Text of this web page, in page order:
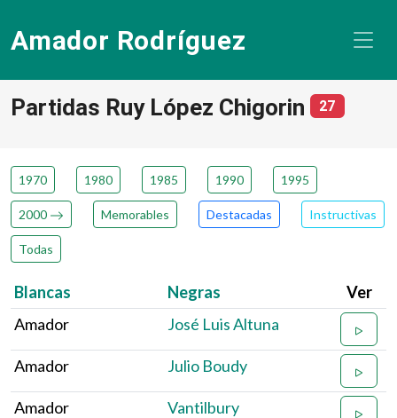
Amador Rodríguez
Partidas Ruy López Chigorin 27número
1970 1980 1985 1990 1995
2000 Memorables Destacadas Instructivas
Todas
Blancas Negras
Ver
Amador
José Luis Altuna
Amador Julio Boudy
Amador Vantilbury